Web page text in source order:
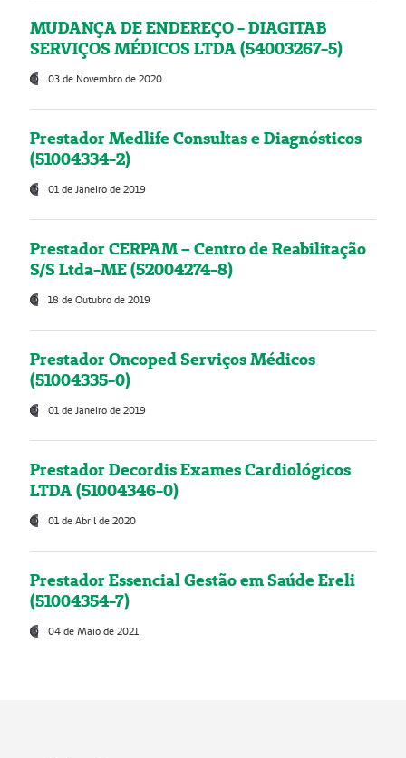
MUDANÇA DE ENDEREÇO - DIAGITAB
SERVIÇOS MÉDICOS LTDA (54003267-5)
03 de Novembro de 2020
Prestador Medlife Consultas e Diagnósticos
(51004334-2)
01 de Janeiro de 2019
Prestador CERPAM – Centro de Reabilitação
S/S Ltda-ME (52004274-8)
18 de Outubro de 2019
Prestador Oncoped Serviços Médicos
(51004335-0)
01 de Janeiro de 2019
Prestador Decordis Exames Cardiológicos
LTDA (51004346-0)
01 de Abril de 2020
Prestador Essencial Gestão em Saúde Ereli
(51004354-7)
04 de Maio de 2021